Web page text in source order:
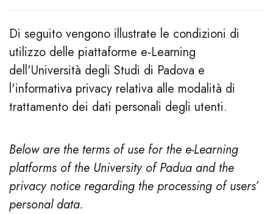
Di seguito vengono illustrate le condizioni di
utilizzo delle piattaforme e-Learning
dell'Università degli Studi di Padova e
l'informativa privacy relativa alle modalità di
trattamento dei dati personali degli utenti.
Below are the terms of use for the e-Learning
platforms of the University of Padua and the
privacy notice regarding the processing of users’
personal data.